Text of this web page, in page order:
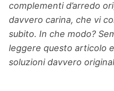
complementi d’arredo
davvero carina, che vi
subito. In che modo?
leggere questo articolo
soluzioni davvero